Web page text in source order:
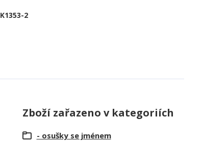
2
Zboží zařazeno v kategoriích
- osušky se jménem